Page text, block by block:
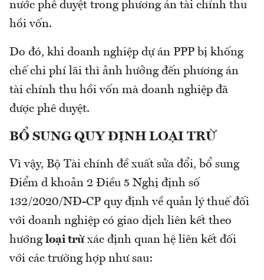
nước phê duyệt trong phương án tài chính thu
hồi vốn.
Do đó, khi doanh nghiệp dự án PPP bị khống
chế chi phí lãi thì ảnh hưởng đến phương án
tài chính thu hồi vốn mà doanh nghiệp đã
được phê duyệt.
BỔ SUNG QUY ĐỊNH LOẠI TRỪ
Vì vậy, Bộ Tài chính đề xuất sửa đổi, bổ sung
Điểm d khoản 2 Điều 5 Nghị định số
132/2020/NĐ-CP quy định về quản lý thuế đối
với doanh nghiệp có giao dịch liên kết theo
hướng loại trừxác định quan hệ liên kết đối
với các trường hợp như sau: